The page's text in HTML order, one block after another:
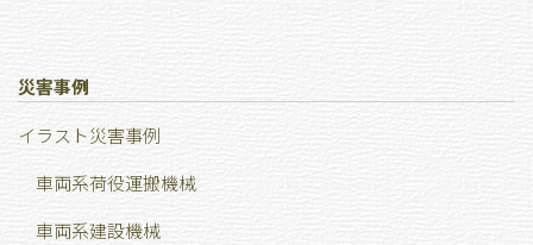
災害事例
イラスト災害事例
車両系荷役運搬機械
車両系建設機械